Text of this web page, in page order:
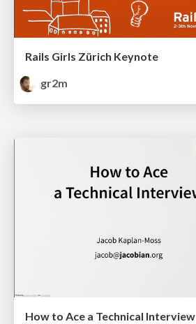
Rails Girls Zürich Keynote
gr2m
How to Ace a Technical Interview